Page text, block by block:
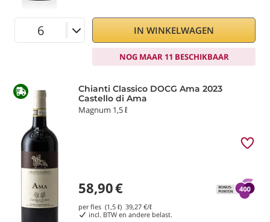
IN WINKELWAGEN
NOG MAAR 11 BESCHIKBAAR
Chianti Classico DOCG Ama 2023
Castello di Ama
Magnum 1,5 ℓ
58,90€
per fles (1,5 ℓ) 39,27 €/ℓ
incl. BTW en andere belast.